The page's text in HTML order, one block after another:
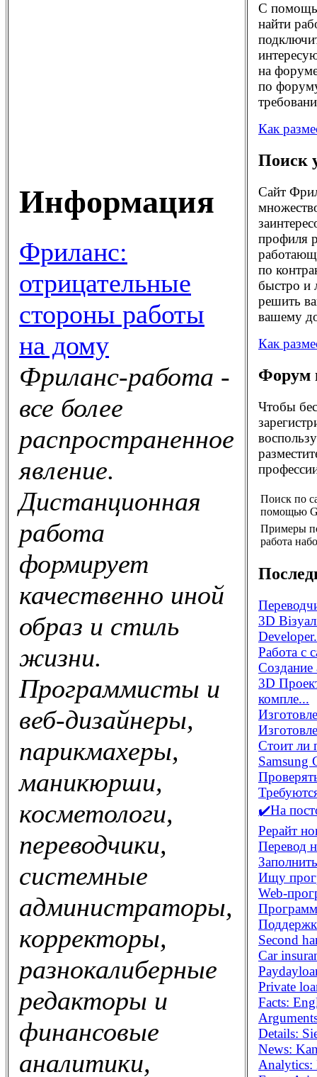
Информация
Фриланс:
отрицательные
стороны работы
на дому
Фриланс-работа -
все более
распространенное
явление.
Дистанционная
работа
формирует
качественно иной
образ и стиль
жизни.
Программисты и
веб-дизайнеры,
парикмахеры,
маникюрши,
косметологи,
переводчики,
системные
администраторы,
корректоры,
разнокалиберные
редакторы и
финансовые
аналитики,
С
найти
на
по
Как
Поиск
Сайт
профиля
по
быстро и
решить
вашему
Как
Форум
Чтобы
Поиск по
помощью
Примеры
работа
3D
Работа с
Создание
3D
компле...
Стоит ли
Samsung
✔️На
Рерайт
Перевод
Ищу
Web-
Second
Car
Private
Facts:
Details:
News:
Analytics: